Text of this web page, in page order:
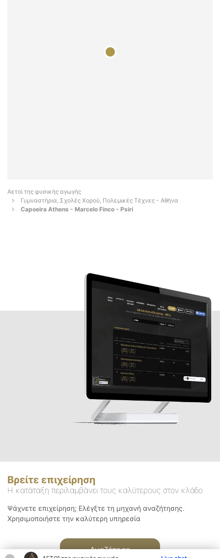
Αετοί της φυσικής αγωγής
Γυμναστήρια, Σχολές Χορού, Πολεμικές Τέχνες - Αθήνα
Capoeira Athens - Marcelo Finco - Psiri
Βρείτε επιχείρηση
Η κατάταξη περιλαμβάνει τους καλύτερους στον κλάδο
Ψάχνετε επιχείρηση; Ελέγξτε τη μηχανή αναζήτησης.
Χρησιμοποιήστε την καλύτερη υπηρεσία
Αναζήτηση